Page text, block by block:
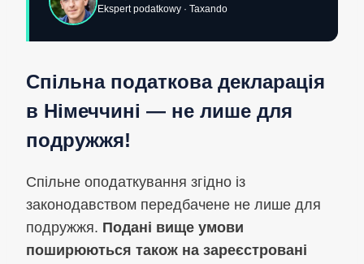
Ekspert podatkowy · Taxando
Спільна податкова декларація
в Німеччині — не лише для
подружжя!
Спільне оподаткування згідно із
законодавством передбачене не лише для
подружжя. Подані вище умови
поширюються також на зареєстровані